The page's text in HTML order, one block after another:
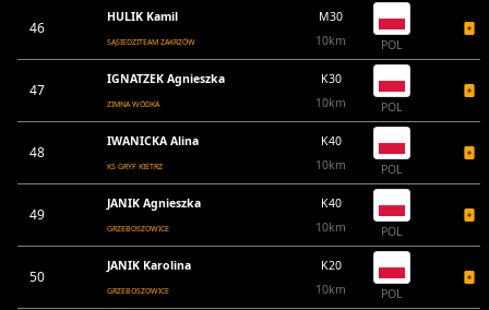
46
HULIK Kamil
SĄSIEDZITEAM ZAKRZÓW
M30
10km
POL
47
IGNATZEK Agnieszka
ZIMNA WÓDKA
K30
10km
POL
48
IWANICKA Alina
KS GRYF KIETRZ
K40
10km
POL
49
JANIK Agnieszka
GRZEBOSZOWICE
K40
10km
POL
50
JANIK Karolina
GRZEBOSZOWICE
K20
10km
POL